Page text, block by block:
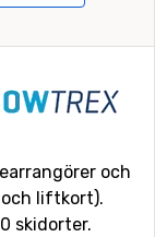
och
och liftkort).
skidorter.